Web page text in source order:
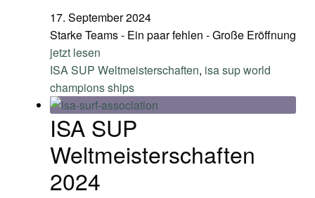
17. September 2024
Starke Teams - Ein paar fehlen - Große Eröffnung
jetzt lesen
ISA SUP Weltmeisterschaften, isa sup world
champions ships
ISA SUP
Weltmeisterschaften
2024